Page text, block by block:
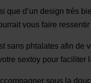
que d’un design très
vous faire
sans phtalates afin
sextoy pour faciliter
sous la